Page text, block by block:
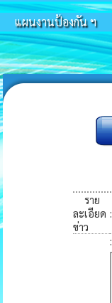
แผนงานป้องกัน ฯ
ราย
ละเอียด
ข่าว
:
: